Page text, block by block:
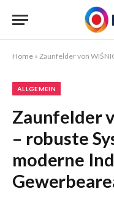
Home » Zaunfelder von WIŚNIOWSKI –
ALLGEMEIN
Zaunfelder
– robuste
moderne